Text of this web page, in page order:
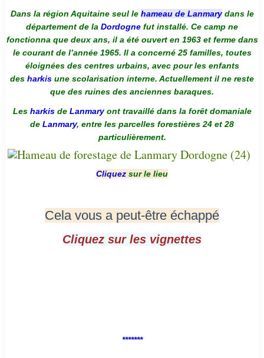
Dans la région Aquitaine seul le hameau de Lanmarydans le
département de la Dordogne fut installé. Ce camp ne
fonctionna que deux ans, il a été ouvert en 1963 et ferme dans
le courant de l’année 1965. Il a concerné 25 familles, toutes
éloignées des centres urbains, avec pour les enfants
des harkis une scolarisation interne. Actuellement il ne reste
que des ruines des anciennes baraques.
Les harkis de Lanmaryont travaillé dans la forêt domaniale
de Lanmary, entre les parcelles forestières 24 et 28
particulièrement.
Cliquez sur le lieu
Cela vous a peut-être échappé
Cliquez sur les vignettes
*******